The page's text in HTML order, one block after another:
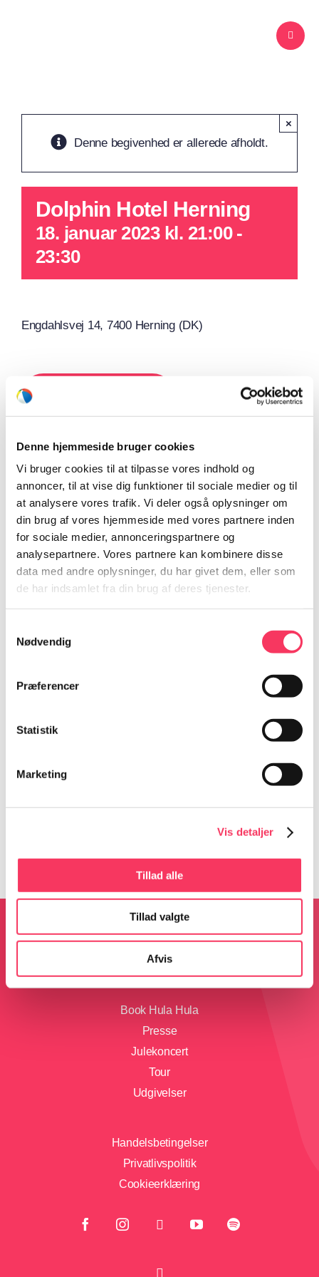
Denne hjemmeside bruger cookies
Vi bruger cookies til at tilpasse vores indhold og
annoncer, til at vise dig funktioner til sociale medier og til
at analysere vores trafik. Vi deler også oplysninger om
din brug af vores hjemmeside med vores partnere inden
for sociale medier, annonceringspartnere og
analysepartnere. Vores partnere kan kombinere disse
data med andre oplysninger, du har givet dem, eller som
de har indsamlet fra din brug af deres tjenester.
Nødvendig
Præferencer
Statistik
Marketing
Vis detaljer
Tillad alle
Tillad valgte
Afvis
Denne begivenhed er allerede afholdt.
×
Dolphin Hotel Herning
18. januar 2023 kl. 21:00-
23:30
Engdahlsvej 14, 7400 Herning (DK)
Del på dine sociale medier
Facebook
X RedditLinkedInWhatsApp
Tidspunkt:
Begivenhed Kategorier: HULA HULA DUO,Past
Book Hula Hula
Presse
Julekoncert
Tour
Udgivelser
Handelsbetingelser
Privatlivspolitik
Cookieerklæring